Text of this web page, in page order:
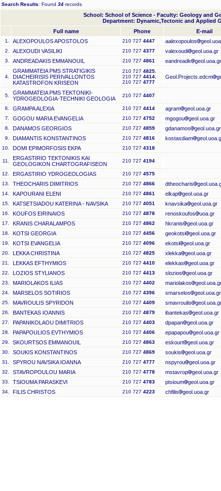
Search Results: Found 34 records
School: School of Science - Faculty: Geology and
Department: Dynamic,Tectonic and Applied
Full name
Phone E-mail
1. ALEXOPOULOS APOSTOLOS 210 727 4447 aalexopoulos
2. ALEXOUDI VASILIKI 210 727 4377 valexoudi geol.uoa.gr
3. ANDREADAKIS EMMANOUIL 210 727 4861 eandreadk geol.uoa.gr
4.
GRAMMATEIA PMS STRATIGIKIS
DIACHEIRISIS PERIVALLONTOS
KATASTROFON KRISEON
210 727 4825
210 727 4414
210 727 4777
Geol.Projects.edcm
5.
GRAMMATEIA PMS TEKTONIKI-
YDROGEOLOGIA-TECHNIKI GEOLOGIA
210 727 4407
6. GRAMPA ALEXIA 210 727 4414 agram geol.uoa.gr
7. GOGOU MARIA EVANGELIA 210 727 4752 mgogou geol.uoa.gr
8. DANAMOS GEORGIOS 210 727 4859 gdanamos geol.uoa.gr
9. DIAMANTIS KONSTANTINOS 210 727 4816 kostasdiam
10. DOMI EPIMORFOSIS EKPA 210 727 4318
11.
ERGASTIRIO TEKTONIKIS KAI
GEOLOGIKON CHARTOGRAFISEON
210 727 4194
12. ERGASTIRIO YDROGEOLOGIAS 210 727 4575
13.
THEOCHARIS DIMITRIOS 210 727 4866 dtheocharis
14. KAPOURANI ELENI 210 727 4861 elkap geol.uoa.gr
15. KATSETSIADOU KATERINA - NAVSIKA 210 727 4051 knavsika geol.uoa.gr
16. KOUFOS EIRINAIOS 210 727 4878 renoskoufos uoa.gr
17. KRANIS CHARALAMPOS 210 727 4862 hkranis geol.uoa.gr
18. KOTSI GEORGIA 210 727 4456 geokotsi geol.uoa.gr
19. KOTSI EVANGELIA 210 727 4096 ekotsi geol.uoa.gr
20. LEKKA CHRISTINA 210 727 4825 xlekka geol.uoa.gr
21. LEKKAS EFTHYMIOS 210 727 4410 elekkas geol.uoa.gr
22. LOZIOS STYLIANOS 210 727 4413 slozios geol.uoa.gr
23. MARIOLAKOS ILIAS 210 727 4402 mariolakos
24. MARSELOS SOTIRIOS 210 727 4396 smarselos geol.uoa.gr
25. MAVROULIS SPYRIDON 210 727 4409 smavroulis
26. BANTEKAS IOANNIS 210 727 4879 ibantekas geol.uoa.gr
27. PAPANIKOLAOU DIMITRIOS 210 727 4403 dpapan geol.uoa.gr
28. PAPAPOULIOS EVTHYMIOS 210 727 4406 epapapou geol.uoa.gr
29. SKOURTSOS EMMANOUIL 210 727 4863 eskourt geol.uoa.gr
30. SOUKIS KONSTANTINOS 210 727 4869 soukis geol.uoa.gr
31. SPYROU NAVSIKA IOANNA 210 727 4777 nspyrou geol.uoa.gr
32. STAVROPOULOU MARIA 210 727 4778 mstavrop geol.uoa.gr
33. TSIOUMA PARASKEVI 210 727 4783 ptsioum geol.uoa.gr
34. FILIS CHRISTOS 210 727 4223 chfilis geol.uoa.gr